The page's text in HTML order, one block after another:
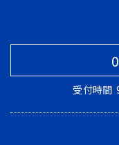
受付時間